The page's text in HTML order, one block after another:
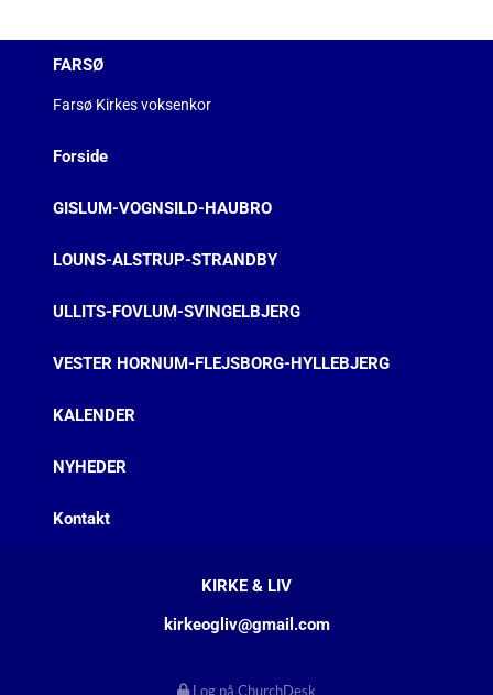
FARSØ
Farsø Kirkes voksenkor
Forside
GISLUM-VOGNSILD-HAUBRO
LOUNS-ALSTRUP-STRANDBY
ULLITS-FOVLUM-SVINGELBJERG
VESTER HORNUM-FLEJSBORG-HYLLEBJERG
KALENDER
NYHEDER
Kontakt
KIRKE & LIV
kirkeogliv@gmail.com
Log på ChurchDesk